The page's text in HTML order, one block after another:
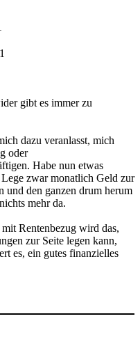
gibt es immer zu
dazu veranlasst, mich
oder
Habe nun etwas
Lege zwar monatlich Geld zur
und den ganzen drum herum
mehr da.
Rentenbezug wird das,
zur Seite legen kann,
es, ein gutes finanzielles